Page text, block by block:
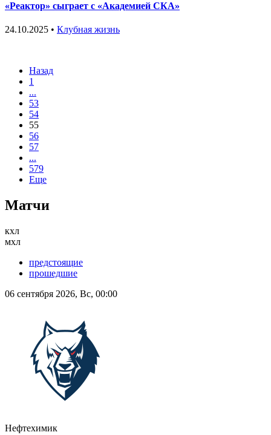
«Реактор» сыграет с «Академией СКА»
24.10.2025 • Клубная жизнь
Назад
1
...
53
54
55
56
57
...
579
Еще
Матчи
кхл
мхл
предстоящие
прошедшие
06 сентября 2026, Вс, 00:00
Нефтехимик